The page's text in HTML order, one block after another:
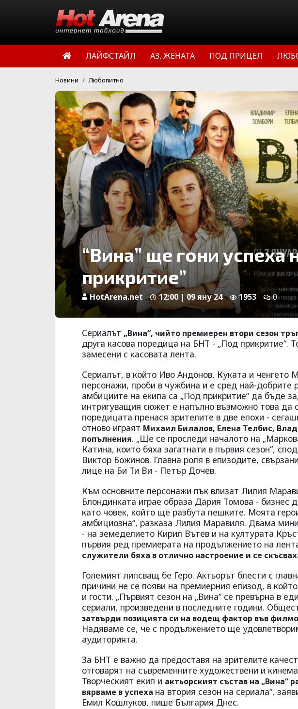
ЛАЙФСТАЙЛ АЗ, ЖЕНАТА ПОД ПРИЦЕЛ
Новини Любопитно
“Вина” ще гони успеха
прикритие”
HotArena.net 12:00 | 09 яну 24 1953 0
Сериалът „Вина“, чийто премиерен втори сезон
друга касова поредица на БНТ - „Под прикритие“.
замесени с касовата лента.
Сериалът, в който Иво Андонов, Куката и ченгето
персонажи, проби в чужбина и е сред най-добрите
амбициите на екипа са „Под прикритие“ да бъде
интригуващия сюжет е напълно възможно това да
поредицата пренася зрителите в две епохи -
отново играят Михаил Билалов, Елена Телбис,
попълнения. „Ще се проследи началото на
Катина, които бяха загатнати в първия сезон“,
Виктор Божинов. Главна роля в епизодите,
лице на Би Ти Ви - Петър Дочев.
Към основните персонажи пък влизат Лилия
Блондинката играе образа Дария Томова - бизнес
като човек, който ще разбута пешките. Моята
амбициозна“, разказа Лилия Маравиля. Двама
- на земеделието Кирил Вътев и на културата
първия ред премиерата на продължението на
служители бяха в отлично настроение и се
Големият липсващ бе Геро. Актьорът блести с
причини не се появи на премиерния епизод, в
и гости. „Първият сезон на „Вина“ се превърна в
сериали, произведени в последните години.
затвърди позицията си на водещ фактор във
Надяваме се, че с продължението ще
аудиторията.
За БНТ е важно да предоставя на зрителите
отговарят на съвременните художествени и
Творческият екип и актьорският състав на „Вина“
вярваме в успеха на втория сезон на сериала“,
Емил Кошлуков, пише България Днес.